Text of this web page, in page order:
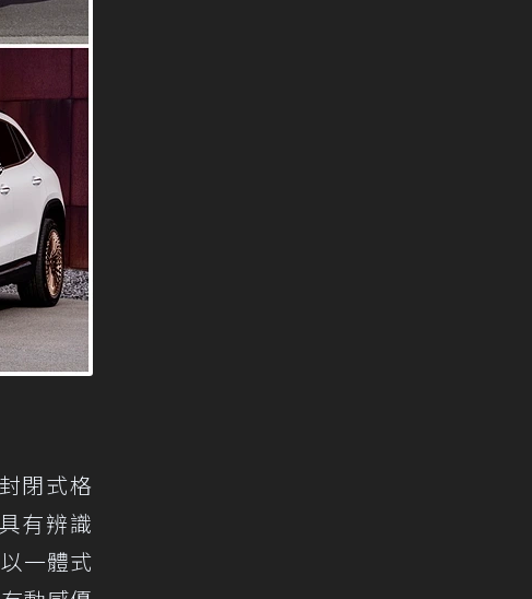
閉式格
有辨識
一體式